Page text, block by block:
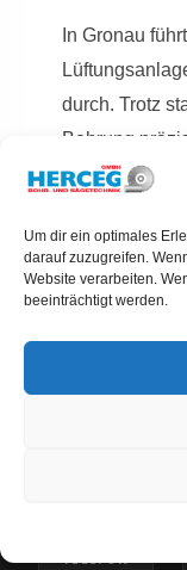
Um dir ein optimales
darauf zuzugreifen.
Website verarbeiten.
beeinträchtigt werden.
In Gronau
durch. Trotz
Bohrung
umgesetzt
TELEFON